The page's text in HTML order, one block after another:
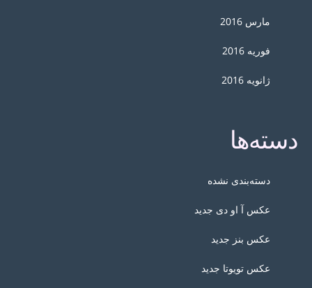
مارس 2016
فوریه 2016
ژانویه 2016
دسته‌ها
دسته‌بندی نشده
عکس آ او دی جدید
عکس بنز جدید
عکس تویوتا جدید